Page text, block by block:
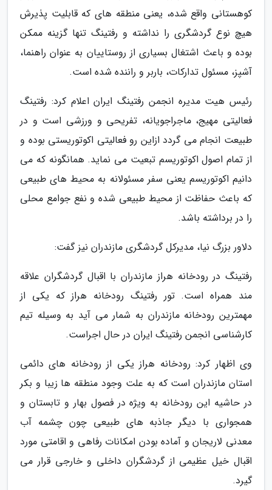
کوهستانی واقع شده، یعنی منطقه های که قابلیت پذیرش
هیچ نوع گردشگری را نداشته و رفتینگ تنها گزینه ممکن
بوده و باعث اشتغال بسیاری از روستاییان به عنوان راهنما،
آشپز، مسئول تدارکات، باربر و راننده شده است.
رئیس هیت مدیره انجمن رفتینگ ایران اعلام کرد: رفتینگ
فعالیتی مهیج، ماجراجویانه، تفریحی و ورزشی است و در
طبیعت انجام می گردد ازاین رو فعالیتی اکوتوریستی بوده و
از تمام اصول اکوتوریسم تبعیت می نماید. همانگونه که می
دانیم اکوتوریسم یعنی سفر مسئولانه به محیط های طبیعی
که باعث حفاظت از محیط طبیعی شده و نفع جوامع محلی
را در برداشته باشد.
دلاور بزرگ نیا، مدیرکل گردشگری مازندران نیز گفت:
رفتینگ در رودخانه هراز مازندران با اقبال گردشگران علاقه
مند همراه است. تور رفتینگ رودخانه هراز که یکی از
مهمترین رودخانه مازندران به شمار می آید به وسیله تیم
کارشناسی انجمن رفتینگ ایران در حال اجراست.
وی اظهار کرد: رودخانه هراز یکی از رودخانه های دائمی
استان مازندران است که به علت وجود منطقه ها زیبا و بکر
در حاشیه این رودخانه به ویژه در فصول بهار و تابستان و
همجواری با دیگر جاذبه های طبیعی چون چشمه آب
معدنی لاریجان و آماده بودن امکانات رفاهی و اقامتی مورد
اقبال خیل عظیمی از گردشگران داخلی و خارجی قرار می
گیرد.